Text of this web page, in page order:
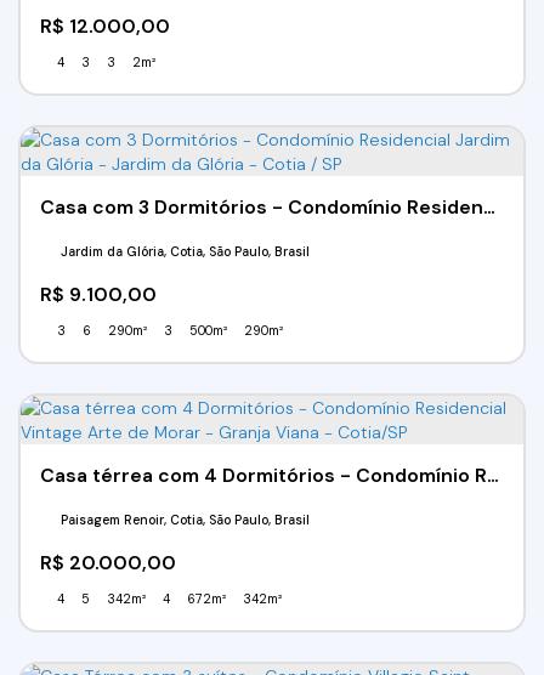
R$ 12.000,00
4 3 3 2m²
Casa com 3 Dormitórios - Condomínio Residencial Jardim da Glória - Jardim da Glória - Cotia / SP
R$ 9.100,00
Jardim da Glória, Cotia, São Paulo, Brasil
3 6 290m² 3 500m² 290m²
Casa térrea com 4 Dormitórios - Condomínio Residencial Vintage Arte de Morar - Granja Viana - Cotia/SP
R$ 20.000,00
Paisagem Renoir, Cotia, São Paulo, Brasil
4 5 342m² 4 672m² 342m²